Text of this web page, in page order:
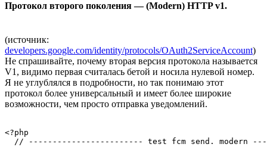
Протокол второго поколения — (Modern) HTTP v1.
(источник:
developers.google.com/identity/protocols/OAuth2ServiceAccount)
Не спрашивайте, почему вторая версия протокола называется
V1, видимо первая считалась бетой и носила нулевой номер.
Я не углублялся в подробности, но так понимаю этот
протокол более универсальный и имеет более широкие
возможности, чем просто отправка уведомлений.
<?php
// ------------------------ test fcm send. modern